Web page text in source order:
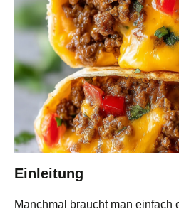
Einleitung
Manchmal braucht man einfach